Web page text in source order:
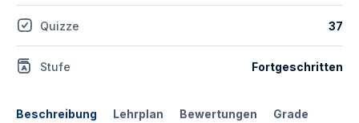
Beschreibung Lehrplan Bewertungen Grade
Quizze 37
Stufe Fortgeschritten